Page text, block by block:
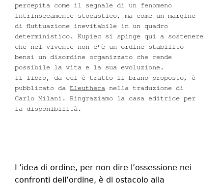
percepita come il segnale di un fenomeno
intrinsecamente stocastico, ma come un margine
di fluttuazione inevitabile in un quadro
deterministico. Kupiec si spinge qui a sostenere
che nel vivente non c’è un ordine stabilito
bensì un disordine organizzato che rende
possibile la vita e la sua evoluzione.
Il libro, da cui è tratto il brano proposto, è
pubblicato da Eleuthera nella traduzione di
Carlo Milani. Ringraziamo la casa editrice per
la disponibilità.
L’idea di ordine, per non dire l’ossessione nei
confronti dell’ordine, è di ostacolo alla